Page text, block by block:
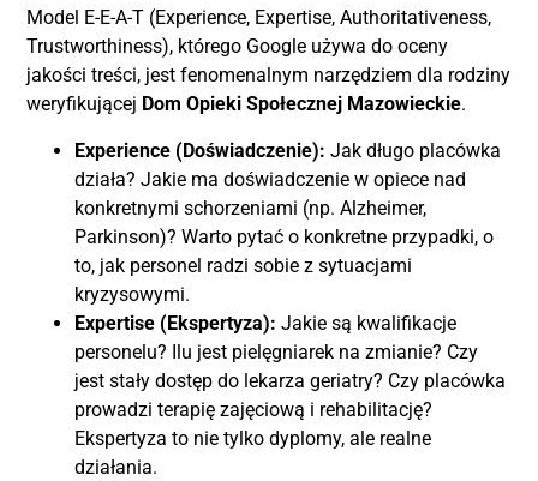
Model E-E-A-T (Experience, Expertise, Authoritativeness,
Trustworthiness), którego Google używa do oceny
jakości treści, jest fenomenalnym narzędziem dla rodziny
weryfikującej Dom Opieki Społecznej Mazowieckie.
Experience (Doświadczenie): Jak długo placówka
działa? Jakie ma doświadczenie w opiece nad
konkretnymi schorzeniami (np. Alzheimer,
Parkinson)? Warto pytać o konkretne przypadki, o
to, jak personel radzi sobie z sytuacjami
kryzysowymi.
Expertise (Ekspertyza): Jakie są kwalifikacje
personelu? Ilu jest pielęgniarek na zmianie? Czy
jest stały dostęp do lekarza geriatry? Czy placówka
prowadzi terapię zajęciową i rehabilitację?
Ekspertyza to nie tylko dyplomy, ale realne
działania.